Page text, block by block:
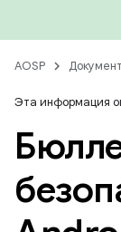
AOSP
Эта информация